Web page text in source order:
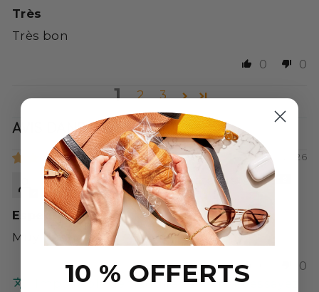
Très
Très bon
0
0
1 2 3
AVIS DANS D'AUTRES LANGUES
04/09/2026
Lourdes del Remedio Prats Prats
Espectacular
Muy buenas
0
Impossible de traduire cet avis. Réessayez
10 % OFFERTS